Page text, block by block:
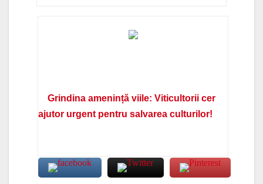
Grindina amenință viile: Viticultorii cer
ajutor urgent pentru salvarea culturilor!